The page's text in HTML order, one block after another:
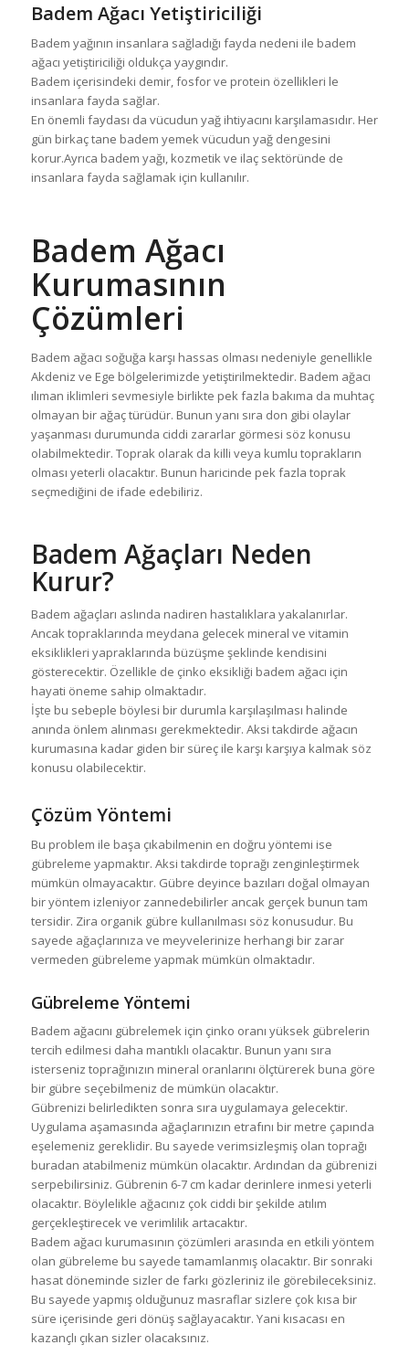
Badem Ağacı Yetiştiriciliği
Badem yağının insanlara sağladığı fayda nedeni ile badem
ağacı yetiştiriciliği oldukça yaygındır.
Badem içerisindeki demir, fosfor ve protein özellikleri le
insanlara fayda sağlar.
En önemli faydası da vücudun yağ ihtiyacını karşılamasıdır. Her
gün birkaç tane badem yemek vücudun yağ dengesini
korur.Ayrıca badem yağı, kozmetik ve ilaç sektöründe de
insanlara fayda sağlamak için kullanılır.
Badem Ağacı
Kurumasının
Çözümleri
Badem ağacı soğuğa karşı hassas olması nedeniyle genellikle
Akdeniz ve Ege bölgelerimizde yetiştirilmektedir. Badem ağacı
ılıman iklimleri sevmesiyle birlikte pek fazla bakıma da muhtaç
olmayan bir ağaç türüdür. Bunun yanı sıra don gibi olaylar
yaşanması durumunda ciddi zararlar görmesi söz konusu
olabilmektedir. Toprak olarak da killi veya kumlu toprakların
olması yeterli olacaktır. Bunun haricinde pek fazla toprak
seçmediğini de ifade edebiliriz.
Badem Ağaçları Neden
Kurur?
Badem ağaçları aslında nadiren hastalıklara yakalanırlar.
Ancak topraklarında meydana gelecek mineral ve vitamin
eksiklikleri yapraklarında büzüşme şeklinde kendisini
gösterecektir. Özellikle de çinko eksikliği badem ağacı için
hayati öneme sahip olmaktadır.
İşte bu sebeple böylesi bir durumla karşılaşılması halinde
anında önlem alınması gerekmektedir. Aksi takdirde ağacın
kurumasına kadar giden bir süreç ile karşı karşıya kalmak söz
konusu olabilecektir.
Çözüm Yöntemi
Bu problem ile başa çıkabilmenin en doğru yöntemi ise
gübreleme yapmaktır. Aksi takdirde toprağı zenginleştirmek
mümkün olmayacaktır. Gübre deyince bazıları doğal olmayan
bir yöntem izleniyor zannedebilirler ancak gerçek bunun tam
tersidir. Zira organik gübre kullanılması söz konusudur. Bu
sayede ağaçlarınıza ve meyvelerinize herhangi bir zarar
vermeden gübreleme yapmak mümkün olmaktadır.
Gübreleme Yöntemi
Badem ağacını gübrelemek için çinko oranı yüksek gübrelerin
tercih edilmesi daha mantıklı olacaktır. Bunun yanı sıra
isterseniz toprağınızın mineral oranlarını ölçtürerek buna göre
bir gübre seçebilmeniz de mümkün olacaktır.
Gübrenizi belirledikten sonra sıra uygulamaya gelecektir.
Uygulama aşamasında ağaçlarınızın etrafını bir metre çapında
eşelemeniz gereklidir. Bu sayede verimsizleşmiş olan toprağı
buradan atabilmeniz mümkün olacaktır. Ardından da gübrenizi
serpebilirsiniz. Gübrenin 6-7 cm kadar derinlere inmesi yeterli
olacaktır. Böylelikle ağacınız çok ciddi bir şekilde atılım
gerçekleştirecek ve verimlilik artacaktır.
Badem ağacı kurumasının çözümleri arasında en etkili yöntem
olan gübreleme bu sayede tamamlanmış olacaktır. Bir sonraki
hasat döneminde sizler de farkı gözleriniz ile görebileceksiniz.
Bu sayede yapmış olduğunuz masraflar sizlere çok kısa bir
süre içerisinde geri dönüş sağlayacaktır. Yani kısacası en
kazançlı çıkan sizler olacaksınız.